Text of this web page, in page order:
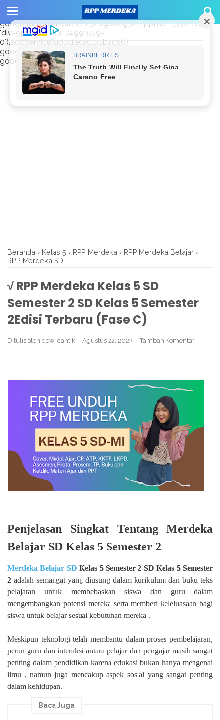
window.googletag = window.googletag || {cmd: []};
googletag.cmd.push(function() {
googletag.defineSlot('/23209888932/rppmer', [336, 280],
'div-gpt-ad-1733174991559-
0').addService(googletag.pubads());
googletag.pubads().enableSingleRequest();
googletag.enableServices(); });
Beranda › Kelas 5 › RPP Merdeka › RPP Merdeka Belajar ›
RPP Merdeka SD
√ RPP Merdeka Kelas 5 SD
Semester 2 SD Kelas 5 Semester
2Edisi Terbaru (Fase C)
Ditulis oleh dewi cantik Agustus 22, 2023 Tambah Komentar
Penjelasan Singkat Tentang Merdeka
Belajar SD Kelas 5 Semester 2
Merdeka Belajar SD Kelas 5 Semester 2 SD Kelas 5 Semester
2 adalah semangat yang diusung dalam kurikulum dan buku teks
pelajaran untuk membebaskan siswa dan guru dalam
mengembangkan potensi mereka serta memberi keleluasaan bagi
siswa untuk belajar sesuai kebutuhan mereka .
Meskipun teknologi telah membantu dalam proses pembelajaran,
peran guru dan interaksi antara pelajar dan pengajar masih sangat
penting dalam pendidikan karena edukasi bukan hanya mengenai
ilmu , namun juga mencakup aspek sosial yang sangat penting
dalam kehidupan.
Baca Juga